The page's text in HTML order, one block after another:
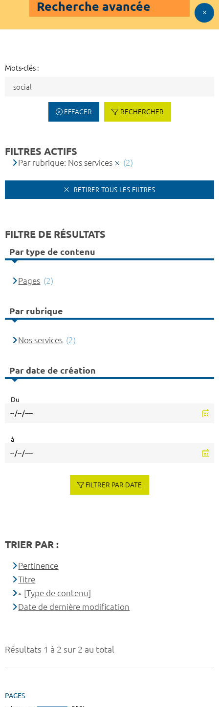
Recherche avancée
Mots-clés :
EFFACER RECHERCHER
Résultats 1 à 2 sur 2 au total
PAGES
FILTRES ACTIFS
Par rubrique: Nos services (2)
RETIRER TOUS LES FILTRES
FILTRE DE RÉSULTATS
Par type de contenu
Pages (2)
Par rubrique
Nos services (2)
Par date de création
Du
à
FILTRER PAR DATE
TRIER PAR :
Pertinence
Titre
[Type de contenu]
Date de dernière modification